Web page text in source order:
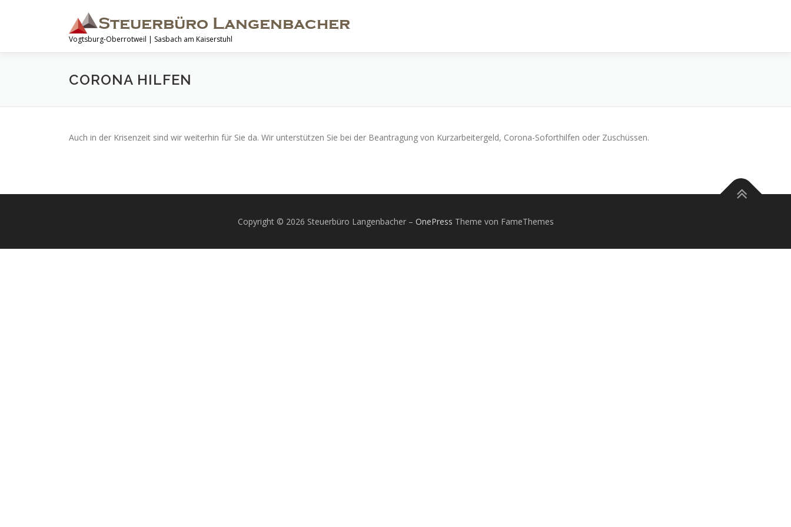
Vogtsburg-Oberrotweil | Sasbach am Kaiserstuhl
CORONA HILFEN
Auch in der Krisenzeit sind wir weiterhin für Sie da. Wir unterstützen Sie bei der Beantragung von Kurzarbeitergeld, Corona-Soforthilfen oder Zuschüssen.
Copyright © 2026 Steuerbüro Langenbacher – OnePress Theme von FameThemes